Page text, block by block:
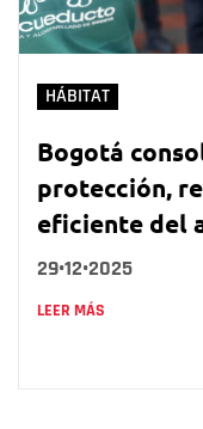
HÁBITAT
Bogotá
protección,
eficiente del
29•12•2025
LEER MÁS